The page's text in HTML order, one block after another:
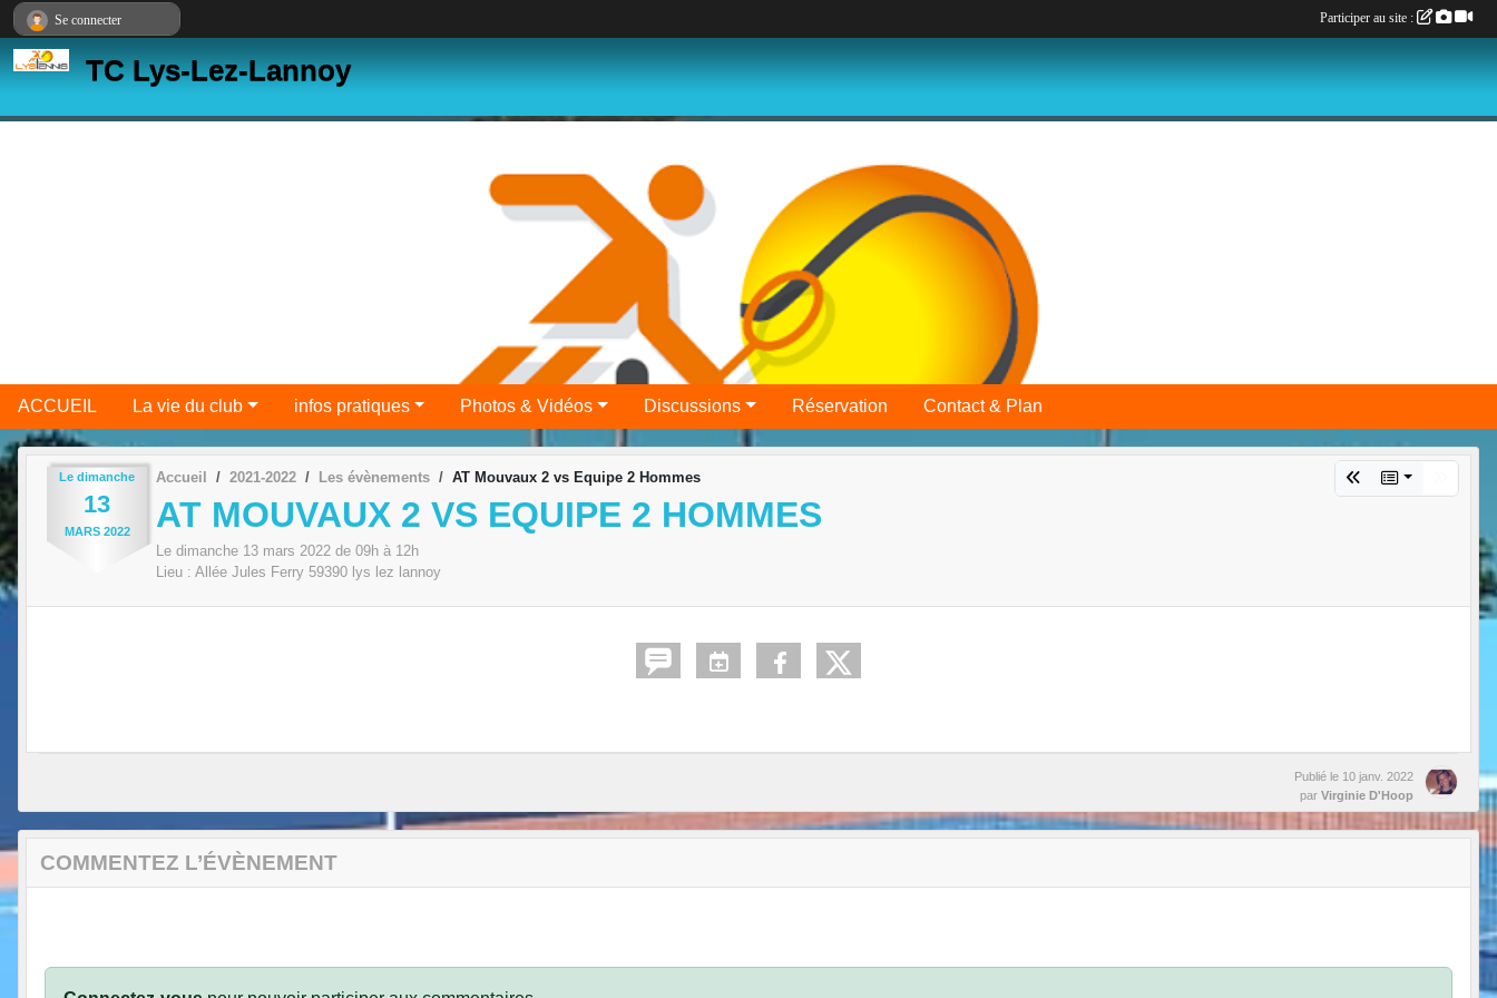
TC Lys-Lez-Lannoy
ACCUEIL La vie du club infos pratiques Photos & Vidéos Discussions Réservation Contact & Plan
Le dimanche
13
MARS 2022
Accueil 2021-2022 Les évènements AT Mouvaux 2 vs Equipe 2 Hommes
AT MOUVAUX 2 VS EQUIPE 2 HOMMES
Le dimanche 13 mars 2022 de 09h à 12h
Lieu : Allée Jules Ferry 59390 lys lez lannoy
Publié le 10 janv. 2022
par Virginie D'Hoop
COMMENTEZ L’ÉVÈNEMENT
Se connecter Participer au site :
Panneau de gestion des cookies